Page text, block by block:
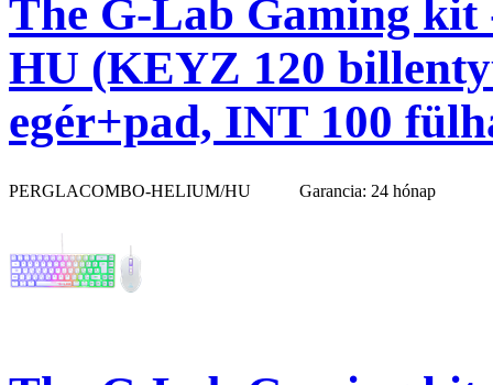
The G-Lab Gaming
HU (KEYZ 120
egér+pad, INT 100
PERGLACOMBO-HELIUM/HU Garancia: 24 hónap